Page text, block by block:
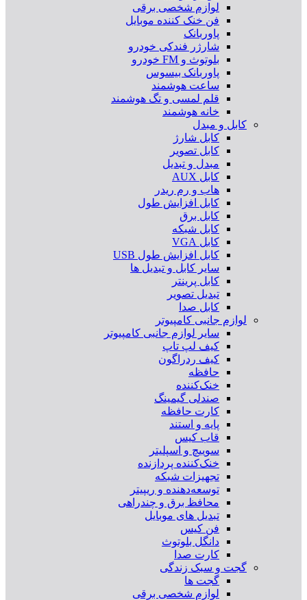
لوازم شخصی برقی
فن خنک کننده موبایل
پاوربانک
شارژر فندکی خودرو
بلوتوث و FM خودرو
پاوربانک بیسوس
ساعت هوشمند
قلم لمسی و تگ هوشمند
خانه هوشمند
کابل و مبدل
کابل شارژ
کابل تصویر
مبدل و تبدیل
کابل AUX
هاب و رم ریدر
کابل افزایش طول
کابل برق
کابل شبکه
کابل VGA
کابل افزایش طول USB
سایر کابل و تبدیل ها
کابل پرینتر
تبدیل تصویر
کابل صدا
لوازم جانبی کامپیوتر
سایر لوازم جانبی کامپیوتر
کیف لپ تاپ
کیف ردراگون
حافظه
خنک‌کننده
صندلی گیمینگ
کارت حافظه
پایه و استند
قاب کیس
سوییچ و اسپلیتر
خنک‌کننده پردازنده
تجهیزات شبکه
توسعه‌دهنده و ریپیتر
محافظ برق و چندراهی
تبدیل های موبایل
فن کیس
دانگل بلوتوث
کارت صدا
گجت و سبک زندگی
گجت ها
لوازم شخصی برقی